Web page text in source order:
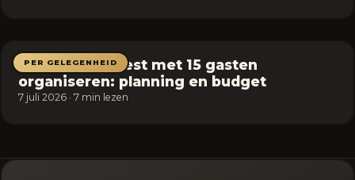
PER GELEGENHEID
Vrijgezellenfeest met 15 gasten
organiseren: planning en budget
7 juli 2026 · 7 min lezen